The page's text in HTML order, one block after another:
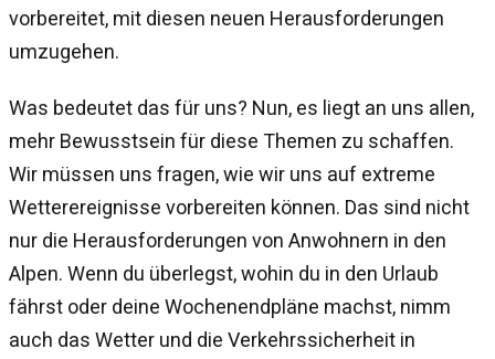
vorbereitet, mit diesen neuen Herausforderungen
umzugehen.
Was bedeutet das für uns? Nun, es liegt an uns allen,
mehr Bewusstsein für diese Themen zu schaffen.
Wir müssen uns fragen, wie wir uns auf extreme
Wetterereignisse vorbereiten können. Das sind nicht
nur die Herausforderungen von Anwohnern in den
Alpen. Wenn du überlegst, wohin du in den Urlaub
fährst oder deine Wochenendpläne machst, nimm
auch das Wetter und die Verkehrssicherheit in